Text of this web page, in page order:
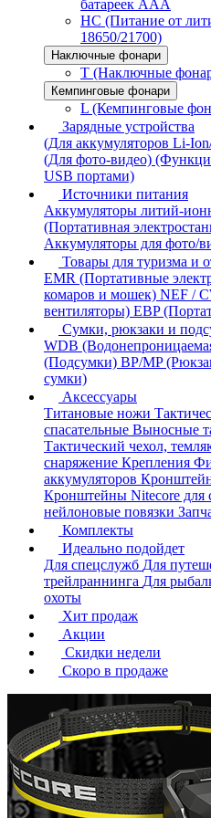
батареек AAA
HC (Питание от
18650/21700)
Наключные фонари
T (Наключные
Кемпинговые фонари
L (Кемпинговые
Зарядные устройства
(Для аккумуляторов Li-
(Для фото-видео)
USB портами)
Источники питания
Аккумуляторы литий-
(Портативная
Аккумуляторы для фото/
Товары для туризма и
EMR (Портативные
комаров и мошек) NEF /
вентиляторы) EBP
Сумки, рюкзаки и
WDB
(Подсумки) BP/MP
сумки)
Аксессуары
Титановые ножи
спасательные Выносные
Тактический чехол,
снаряжение Крепления
аккумуляторов
Кронштейны Nitecore для
нейлоновые повязки
Комплекты
Идеально подойдет
Для спецслужб Для
трейлраннинга Для
охоты
Хит продаж
Акции
Скидки недели
Скоро в продаже